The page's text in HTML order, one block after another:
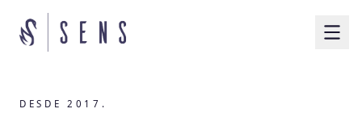
DESDE 2017.